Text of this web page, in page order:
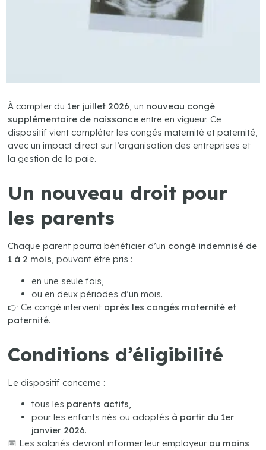
À compter du 1er juillet 2026, un nouveau congé
supplémentaire de naissance entre en vigueur. Ce
dispositif vient compléter les congés maternité et paternité,
avec un impact direct sur l’organisation des entreprises et
la gestion de la paie.
Un nouveau droit pour
les parents
Chaque parent pourra bénéficier d’un congé indemnisé de
1 à 2 mois, pouvant être pris :
en une seule fois,
ou en deux périodes d’un mois.
👉 Ce congé intervient après les congés maternité et
paternité.
Conditions d’éligibilité
Le dispositif concerne :
tous les parents actifs,
pour les enfants nés ou adoptés à partir du 1er
janvier 2026.
📅 Les salariés devront informer leur employeur au moins